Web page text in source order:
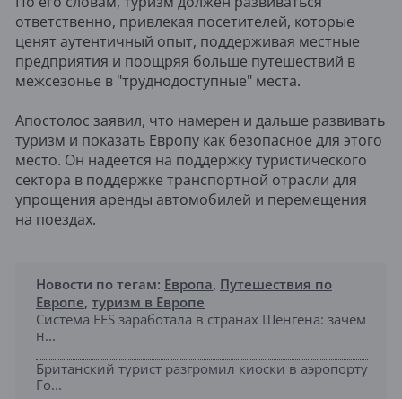
ответственно, привлекая посетителей, которые
ценят аутентичный опыт, поддерживая местные
предприятия и поощряя больше путешествий в
межсезонье в "труднодоступные" места.
Апостолос заявил, что намерен и дальше развивать
туризм и показать Европу как безопасное для этого
место. Он надеется на поддержку туристического
сектора в поддержке транспортной отрасли для
упрощения аренды автомобилей и перемещения
на поездах.
Новости по тегам: Европа, Путешествия по
Европе, туризм в Европе
Система EES заработала в странах Шенгена: зачем
н...
Британский турист разгромил киоски в аэропорту
Го...